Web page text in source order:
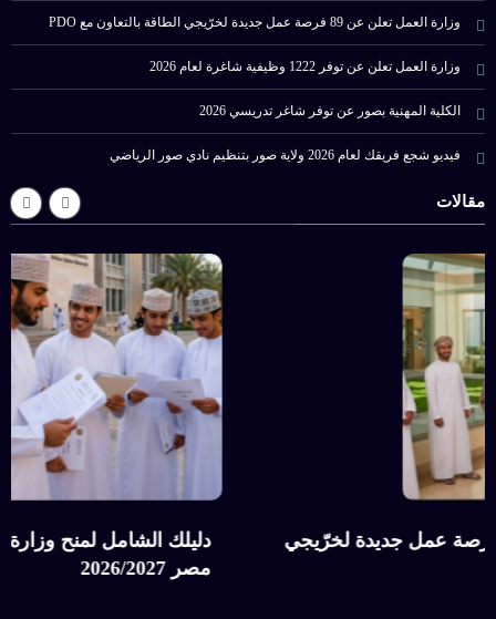
وزارة العمل تعلن عن 89 فرصة عمل جديدة لخرّيجي الطاقة بالتعاون مع PDO
وزارة العمل تعلن عن توفر 1222 وظيفية شاغرة لعام 2026
الكلية المهنية بصور عن توفر شاغر تدريسي 2026
فيديو شجع فريقك لعام 2026 ولاية صور بتنظيم نادي صور الرياضي
مقالات
دليلك
وزارة العمل تعلن عن 89 فرصة عمل جديدة لخرّيجي